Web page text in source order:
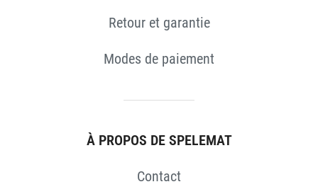
Retour et garantie
Modes de paiement
À PROPOS DE SPELEMAT
Contact